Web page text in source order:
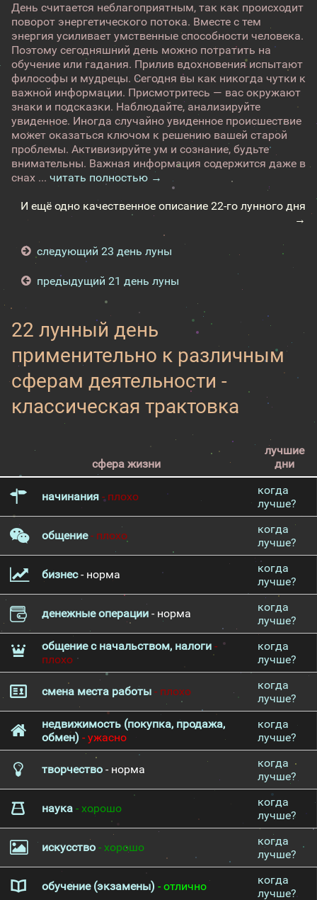
День считается неблагоприятным, так как происходит
поворот энергетического потока. Вместе с тем
энергия усиливает умственные способности человека.
Поэтому сегодняшний день можно потратить на
обучение или гадания. Прилив вдохновения испытают
философы и мудрецы. Сегодня вы как никогда чутки к
важной информации. Присмотритесь — вас окружают
знаки и подсказки. Наблюдайте, анализируйте
увиденное. Иногда случайно увиденное происшествие
может оказаться ключом к решению вашей старой
проблемы. Активизируйте ум и сознание, будьте
внимательны. Важная информация содержится даже в
снах ... читать полностью →
И ещё одно качественное описание 22-го лунного дня
→
следующий 23 день луны
предыдущий 21 день луны
22 лунный день
применительно к различным
сферам деятельности -
классическая трактовка
сфера жизни
лучшие
дни
начинания - плохо
когда
лучше?
общение- плохо
когда
лучше?
бизнес- норма
когда
лучше?
денежные операции - норма
когда
лучше?
общение с начальством, налоги -
плохо
когда
лучше?
смена места работы - плохо
когда
лучше?
недвижимость (покупка, продажа,
обмен) - ужасно
когда
лучше?
творчество - норма
когда
лучше?
наука - хорошо
когда
лучше?
искусство - хорошо
когда
лучше?
обучение (экзамены) - отлично
когда
лучше?